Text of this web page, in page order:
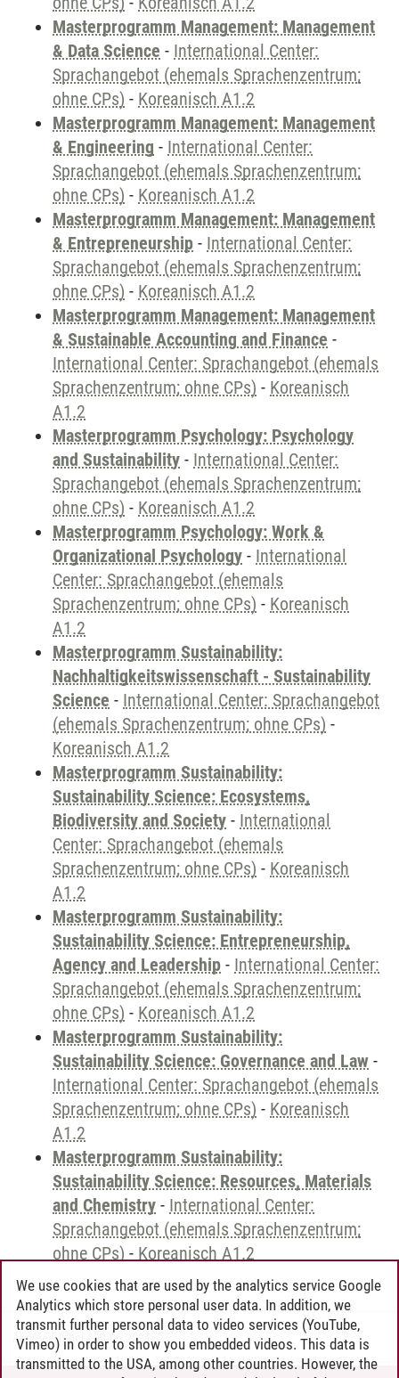
Masterprogramm Management: Management
& Data Science - International Center:
Sprachangebot (ehemals Sprachenzentrum;
ohne CPs) - Koreanisch A1.2
Masterprogramm Management: Management
& Engineering - International Center:
Sprachangebot (ehemals Sprachenzentrum;
ohne CPs) - Koreanisch A1.2
Masterprogramm Management: Management
& Entrepreneurship - International Center:
Sprachangebot (ehemals Sprachenzentrum;
ohne CPs) - Koreanisch A1.2
Masterprogramm Management: Management
& Sustainable Accounting and Finance -
International Center: Sprachangebot (ehemals
Sprachenzentrum; ohne CPs) - Koreanisch
A1.2
Masterprogramm Psychology: Psychology
and Sustainability - International Center:
Sprachangebot (ehemals Sprachenzentrum;
ohne CPs) - Koreanisch A1.2
Masterprogramm Psychology: Work &
Organizational Psychology - International
Center: Sprachangebot (ehemals
Sprachenzentrum; ohne CPs) - Koreanisch
A1.2
Masterprogramm Sustainability:
Nachhaltigkeitswissenschaft - Sustainability
Science - International Center: Sprachangebot
(ehemals Sprachenzentrum; ohne CPs) -
Koreanisch A1.2
Masterprogramm Sustainability:
Sustainability Science: Ecosystems,
Biodiversity and Society - International
Center: Sprachangebot (ehemals
Sprachenzentrum; ohne CPs) - Koreanisch
A1.2
Masterprogramm Sustainability:
Sustainability Science: Entrepreneurship,
Agency and Leadership - International Center:
Sprachangebot (ehemals Sprachenzentrum;
ohne CPs) - Koreanisch A1.2
Masterprogramm Sustainability:
Sustainability Science: Governance and Law -
International Center: Sprachangebot (ehemals
Sprachenzentrum; ohne CPs) - Koreanisch
A1.2
Masterprogramm Sustainability:
Sustainability Science: Resources, Materials
and Chemistry - International Center:
Sprachangebot (ehemals Sprachenzentrum;
ohne CPs) - Koreanisch A1.2
Andreea Tribel 30.06.2024
We use cookies that are used by the analytics service Google
Analytics which store personal user data. In addition, we
transmit further personal data to video services (YouTube,
Vimeo) in order to show you embedded videos. This data is
transmitted to the USA, among other countries. However, the